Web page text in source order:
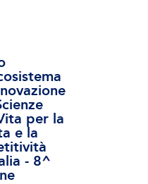
per la
e la
- 8^